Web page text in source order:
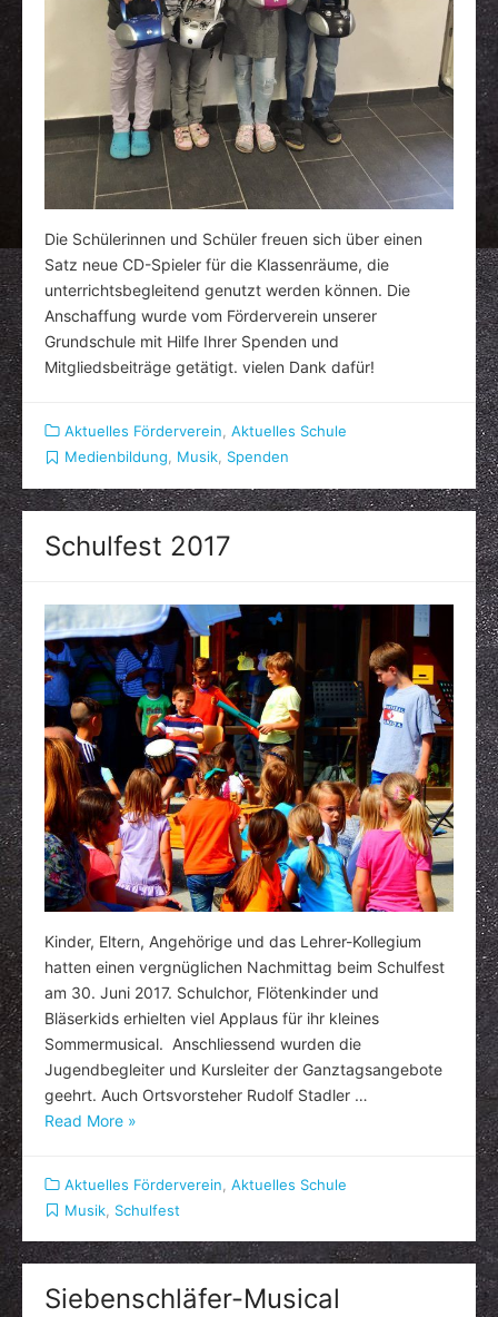
Die Schülerinnen und Schüler freuen sich über einen
Satz neue CD-Spieler für die Klassenräume, die
unterrichtsbegleitend genutzt werden können. Die
Anschaffung wurde vom Förderverein unserer
Grundschule mit Hilfe Ihrer Spenden und
Mitgliedsbeiträge getätigt. vielen Dank dafür!
Aktuelles Förderverein Aktuelles Schule
Medienbildung, Musik, Spenden
Schulfest 2017
Kinder, Eltern, Angehörige und das Lehrer-Kollegium
hatten einen vergnüglichen Nachmittag beim Schulfest
am 30. Juni 2017. Schulchor, Flötenkinder und
Bläserkids erhielten viel Applaus für ihr kleines
Sommermusical. Anschliessend wurden die
Jugendbegleiter und Kursleiter der Ganztagsangebote
geehrt. Auch Ortsvorsteher Rudolf Stadler …
Read More »
Aktuelles Förderverein Aktuelles Schule
Musik Schulfest
Siebenschläfer-Musical